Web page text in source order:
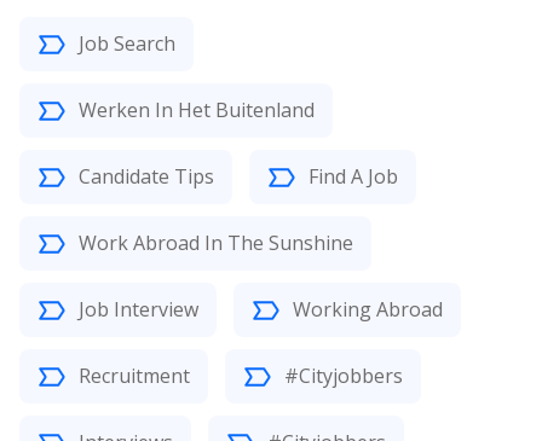
Job Search
Werken In Het Buitenland
Candidate Tips Find A Job
Work Abroad In The Sunshine
Job Interview Working Abroad
Recruitment #Cityjobbers